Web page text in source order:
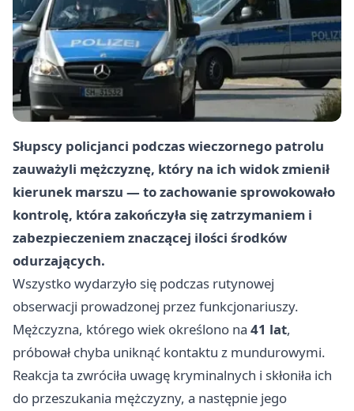
Słupscy policjanci podczas wieczornego patrolu
zauważyli mężczyznę, który na ich widok zmienił
kierunek marszu — to zachowanie sprowokowało
kontrolę, która zakończyła się zatrzymaniem i
zabezpieczeniem znaczącej ilości środków
odurzających.
Wszystko wydarzyło się podczas rutynowej
obserwacji prowadzonej przez funkcjonariuszy.
Mężczyzna, którego wiek określono na 41 lat,
próbował chyba uniknąć kontaktu z mundurowymi.
Reakcja ta zwróciła uwagę kryminalnych i skłoniła ich
do przeszukania mężczyzny, a następnie jego